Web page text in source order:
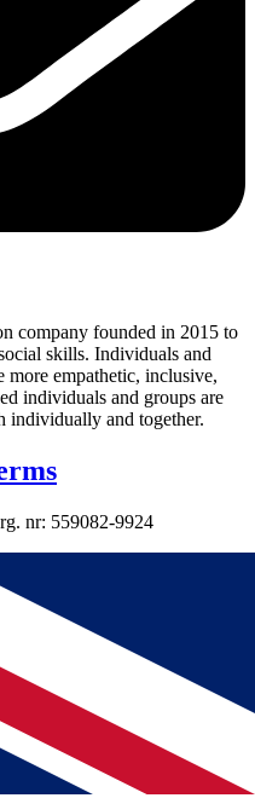
company founded in 2015 to
skills. Individuals and
more empathetic, inclusive,
individuals and groups are
individually and together.
nr: 559082-9924